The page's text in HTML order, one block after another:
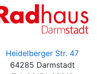
Heidelberger Str. 47
64285 Darmstadt